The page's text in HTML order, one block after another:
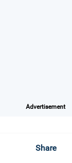
Advertisement
Share